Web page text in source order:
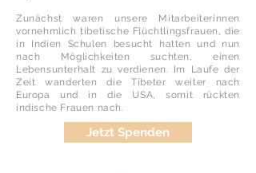
Zunächst waren unsere Mitarbeiterinnen
vornehmlich tibetische Flüchtlingsfrauen, die
in Indien Schulen besucht hatten und nun
nach Möglichkeiten suchten, einen
Lebensunterhalt zu verdienen. Im Laufe der
Zeit wanderten die Tibeter weiter nach
Europa und in die USA, somit rückten
indische Frauen nach.
Jetzt Spenden